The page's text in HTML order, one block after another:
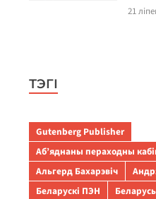
21
ТЭГІ
Gutenberg Publisher
Аб’яднаны пераходны
Альгерд Бахарэвіч
Беларускі ПЭН
Беларусь